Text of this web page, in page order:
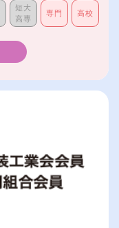
短大
高専
専門 高校